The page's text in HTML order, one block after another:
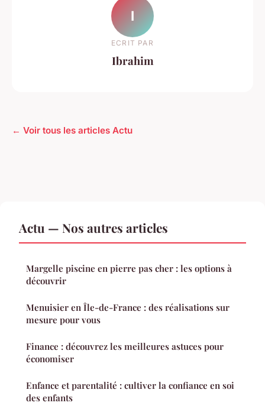
I
ECRIT PAR
Ibrahim
← Voir tous les articles Actu
Actu — Nos autres articles
Margelle piscine en pierre pas cher : les options à
découvrir
Menuisier en Île-de-France : des réalisations sur
mesure pour vous
Finance : découvrez les meilleures astuces pour
économiser
Enfance et parentalité : cultiver la confiance en soi
des enfants